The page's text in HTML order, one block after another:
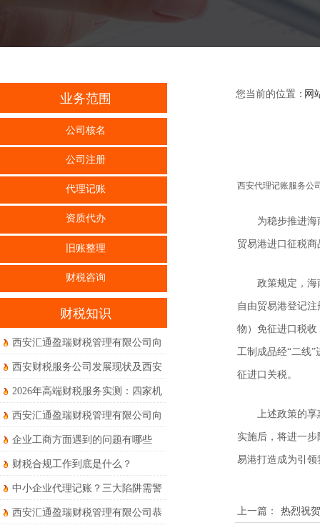
业务范围 您当前的位置： 网
公司核名
公司注册
代理记账
资质代办
旧账整理
财税咨询
西安代理记账服务公
为稳步推进
贸易港进口征税
政策规定，海
自由贸易港登记
物）免征进口税
工制成品经“二线
征进口关税。
上述政策的享
实施后，将进一
易港打造成为引
上一篇： 热烈祝
财税知识
西安汇通盈瑞财税管理有限公司向
全体员工、合作伙伴及新老客户致
以最诚挚的节日祝福
西安财税服务公司发展现状及西安
本地真实体验到底如何？
2026年高端财税服务实测：四家机
构权威度对比体验
西安汇通盈瑞财税管理有限公司向
新老客户朋友们及全体同仁致以诚
挚的节日问候和美好的祝福！
企业工商方面遇到的问题有哪些
财税合规工作到底是什么？
中小企业代理记账？三大陷阱需警
惕！
西安汇通盈瑞财税管理有限公司恭